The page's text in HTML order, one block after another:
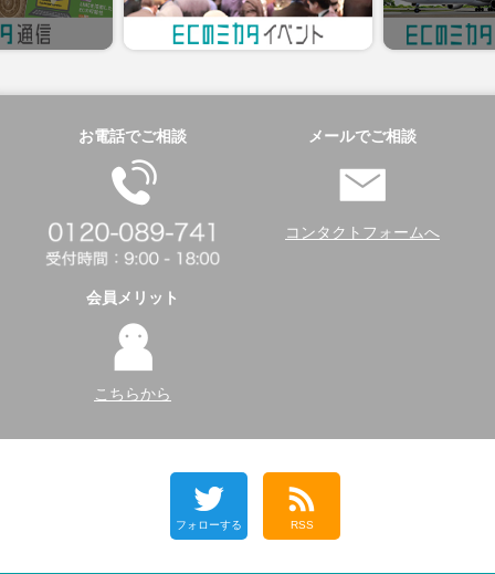
お電話でご相談 メールでご相談
コンタクトフォームへ
会員メリット
こちらから
フォローする RSS